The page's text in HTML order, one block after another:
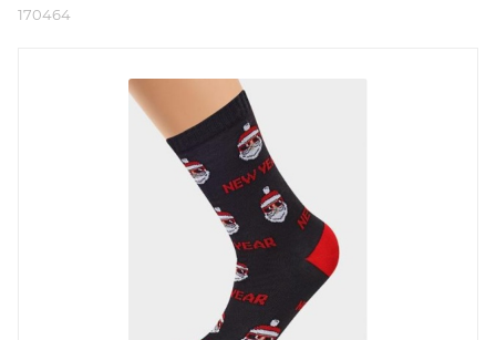
170464